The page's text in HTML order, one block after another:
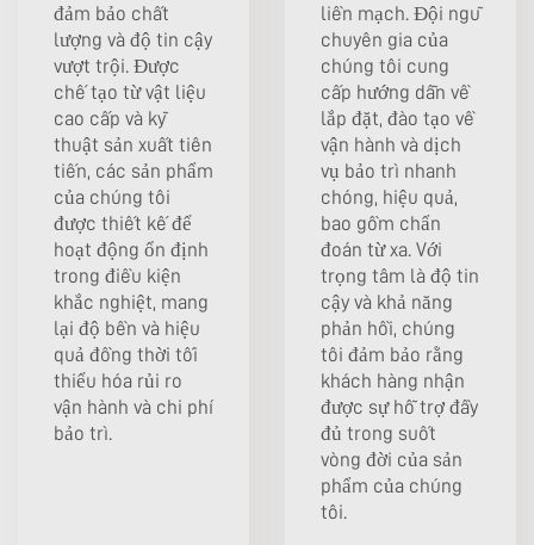
đảm bảo chất
lượng và độ tin cậy
vượt trội. Được
chế tạo từ vật liệu
cao cấp và kỹ
thuật sản xuất tiên
tiến, các sản phẩm
của chúng tôi
được thiết kế để
hoạt động ổn định
trong điều kiện
khắc nghiệt, mang
lại độ bền và hiệu
quả đồng thời tối
thiểu hóa rủi ro
vận hành và chi phí
bảo trì.
liền mạch. Đội ngũ
chuyên gia của
chúng tôi cung
cấp hướng dẫn về
lắp đặt, đào tạo về
vận hành và dịch
vụ bảo trì nhanh
chóng, hiệu quả,
bao gồm chẩn
đoán từ xa. Với
trọng tâm là độ tin
cậy và khả năng
phản hồi, chúng
tôi đảm bảo rằng
khách hàng nhận
được sự hỗ trợ đầy
đủ trong suốt
vòng đời của sản
phẩm của chúng
tôi.